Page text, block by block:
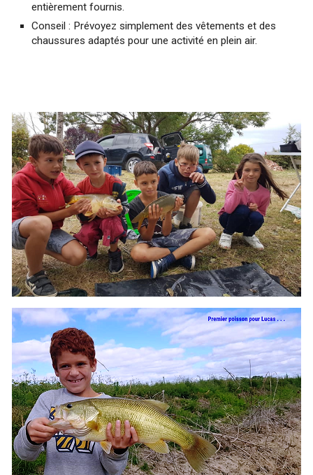
entièrement fournis.
Conseil : Prévoyez simplement des vêtements et des
chaussures adaptés pour une activité en plein air.